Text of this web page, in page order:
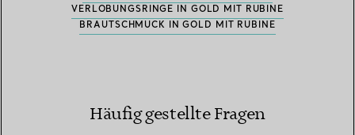
VERLOBUNGSRINGE IN GOLD MIT RUBINE
BRAUTSCHMUCK IN GOLD MIT RUBINE
Häufig gestellte Fragen